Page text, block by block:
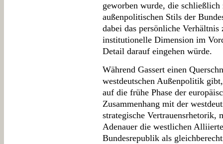
geworben wurde, die
außenpolitischen Stils der
dabei das persönliche
institutionelle Dimension im
Detail darauf eingehen würde.
Während Gassert einen
westdeutschen Außenpolitik
auf die frühe Phase der
Zusammenhang mit der
strategische Vertrauensrhetorik,
Adenauer die westlichen
Bundesrepublik als